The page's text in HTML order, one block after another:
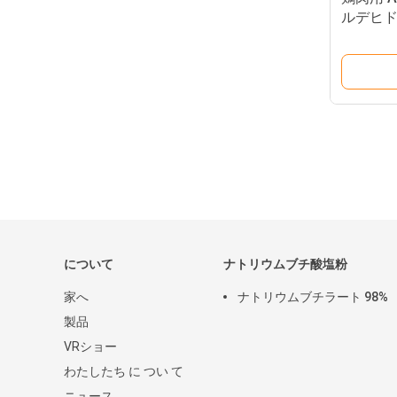
ルデヒ
について
家へ
製品
VRショー
わたしたち に つい て
ナトリウムブチ酸塩粉
ナトリウムブチラート 98%